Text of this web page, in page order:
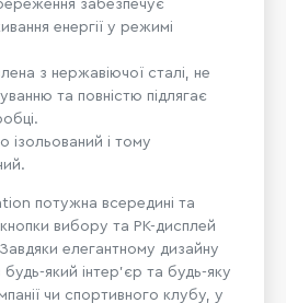
забезпечує
енергії у режимі
з нержавіючої сталі, не
та повністю підлягає
ізольований і тому
потужна всередині та
кнопки вибору та РК-дисплей
елегантному дизайну
який інтер'єр та будь-яку
чи спортивного клубу, у